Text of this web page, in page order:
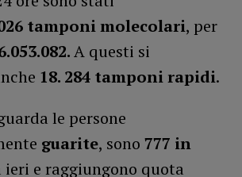
tamponi molecolari, per
A questi si
18. 284 tamponi rapidi.
le persone
guarite, sono 777 in
e raggiungono quota